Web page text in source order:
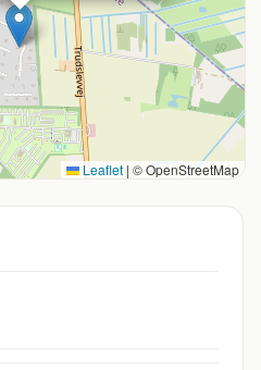
Leaflet | © OpenStreetMap